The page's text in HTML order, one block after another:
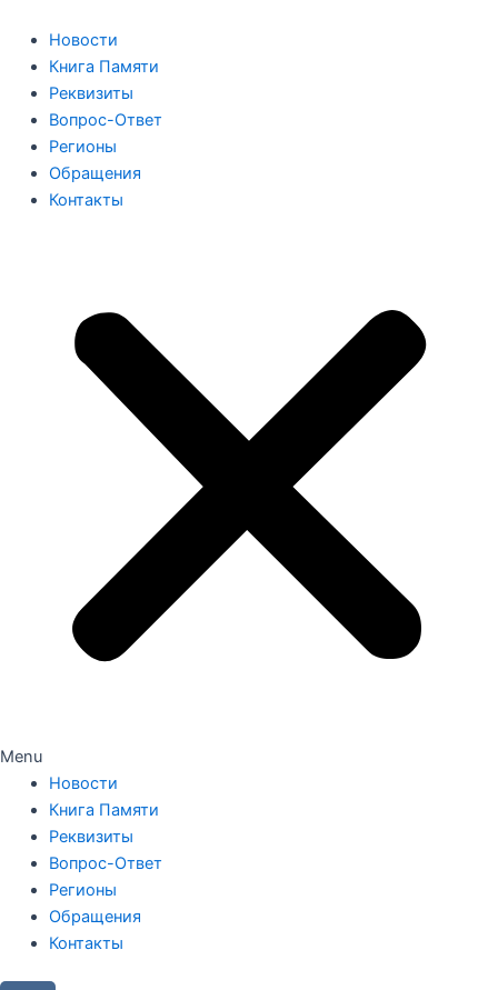
содержимому
Новости
Книга Памяти
Реквизиты
Вопрос-Ответ
Регионы
Обращения
Контакты
Menu
Новости
Книга Памяти
Реквизиты
Вопрос-Ответ
Регионы
Обращения
Контакты